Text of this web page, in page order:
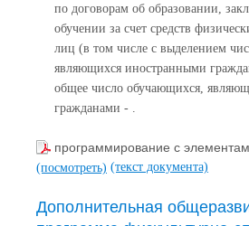
по договорам об образовании,
обучении за счет средств
лиц (в том числе с выделением
являющихся иностранными
общее число обучающихся,
гражданами - .
программирование с
(посмотреть) (текст документа)
Дополнительная